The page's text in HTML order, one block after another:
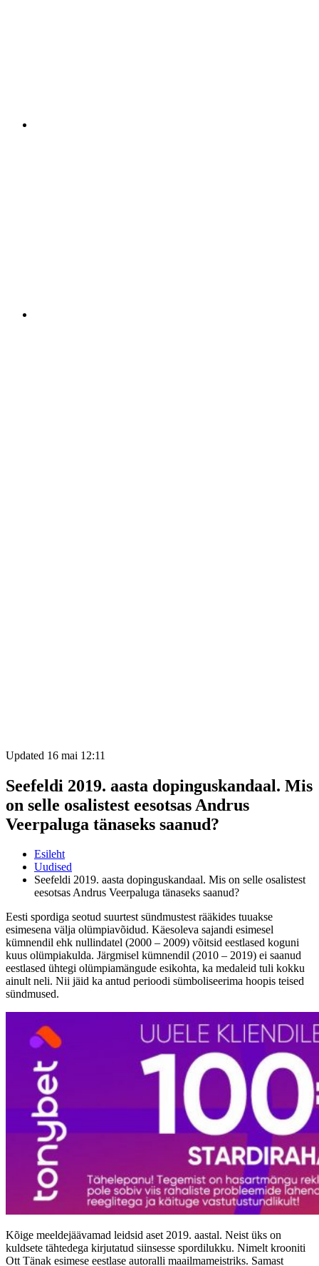
Updated 16 mai 12:11
Seefeldi 2019. aasta dopinguskandaal. Mis
on selle osalistest eesotsas Andrus
Veerpaluga tänaseks saanud?
Esileht
Uudised
Seefeldi 2019. aasta dopinguskandaal. Mis on selle osalistest
eesotsas Andrus Veerpaluga tänaseks saanud?
Eesti spordiga seotud suurtest sündmustest rääkides tuuakse
esimesena välja olümpiavõidud. Käesoleva sajandi esimesel
kümnendil ehk nullindatel (2000 – 2009) võitsid eestlased koguni
kuus olümpiakulda. Järgmisel kümnendil (2010 – 2019) ei saanud
eestlased ühtegi olümpiamängude esikohta, ka medaleid tuli kokku
ainult neli. Nii jäid ka antud perioodi sümboliseerima hoopis teised
sündmused.
Kõige meeldejäävamad leidsid aset 2019. aastal. Neist üks on
kuldsete tähtedega kirjutatud siinsesse spordilukku. Nimelt krooniti
Ott Tänak esimese eestlase autoralli maailmameistriks. Samast